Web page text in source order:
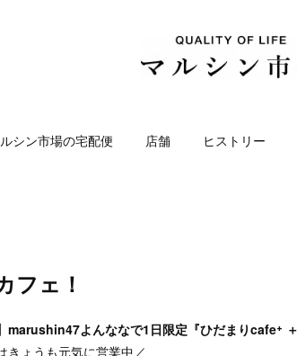
シン市場の宅配便 店舗 ヒストリー
フェ！
marushin47よんななで1日限定『ひだまりcafe⁺
きょうも元気に営業中／